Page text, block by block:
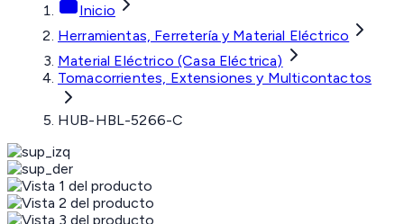
Inicio
Herramientas, Ferretería y Material Eléctrico
Material Eléctrico (Casa Eléctrica)
Tomacorrientes, Extensiones y Multicontactos
HUB-HBL-5266-C